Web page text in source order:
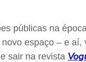
públicas na
espaço – e aí,
sair na revista